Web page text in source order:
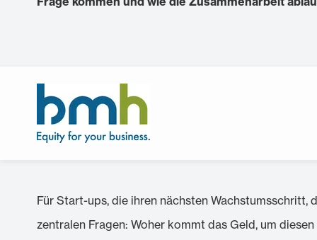
Für Start-ups, die ihren nächsten Wachstumsschritt,
zentralen Fragen: Woher kommt das Geld, um